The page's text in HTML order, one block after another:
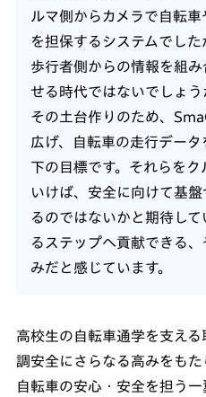
ルマ側からカメラで自転
を担保するシステムでし
歩行者側からの情報を組
せる時代ではないでしょう
その土台作りのため、
広げ、自転車の走行データ
下の目標です。それらを
いけば、安全に向けて基
るのではないかと期待し
るステップへ貢献できる
みだと感じています。
高校生の自転車通学を支え
調安全にさらなる高みをも
自転車の安心・安全を担う